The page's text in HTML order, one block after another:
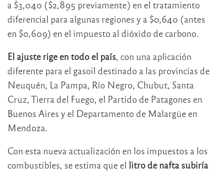
a $3,040 ($2,895 previamente) en el tratamiento
diferencial para algunas regiones y a $0,640 (antes
en $0,609) en el impuesto al dióxido de carbono.
El ajuste rige en todo el país, con una aplicación
diferente para el gasoil destinado a las provincias de
Neuquén, La Pampa, Río Negro, Chubut, Santa
Cruz, Tierra del Fuego, el Partido de Patagones en
Buenos Aires y el Departamento de Malargüe en
Mendoza.
Con esta nueva actualización en los impuestos a los
combustibles, se estima que el litro de nafta subiría